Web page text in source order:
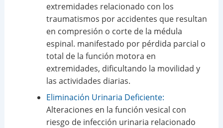
extremidades relacionado con los
traumatismos por accidentes que resultan
en compresión o corte de la médula
espinal. manifestado por pérdida parcial o
total de la función motora en
extremidades, dificultando la movilidad y
las actividades diarias.
Eliminación Urinaria Deficiente:
Alteraciones en la función vesical con
riesgo de infección urinaria relacionado